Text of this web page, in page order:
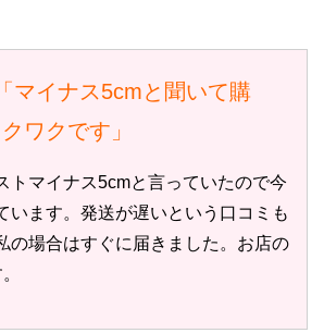
マイナス5cmと聞いて購
ワクです」
トマイナス5cmと言っていたので今
います。発送が遅いという口コミも
の場合はすぐに届きました。お店の